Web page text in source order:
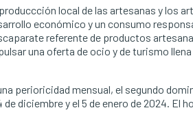
local de las artesanas y los
económico y un consumo
referente de productos
una oferta de ocio y de turismo llena
perioricidad mensual, el segundo
diciembre y el 5 de enero de 2024. El